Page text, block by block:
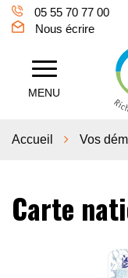
Gestion des traceurs
05 55 70 77 00
Nous écrire
MENU Aixe
Accueil Vos
Carte